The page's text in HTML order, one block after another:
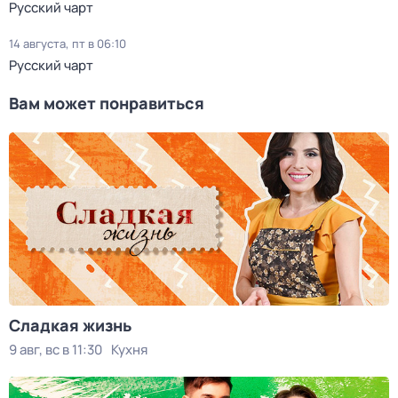
Русский чарт
14 августа, пт в 06:10
Русский чарт
Вам может понравиться
Сладкая жизнь
9 авг, вс в 11:30 Кухня